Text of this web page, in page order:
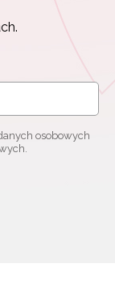
osobowych